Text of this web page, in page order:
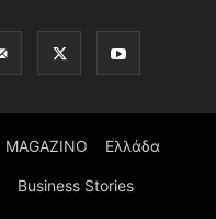
MAGAZINO Ελλάδα
Business Stories